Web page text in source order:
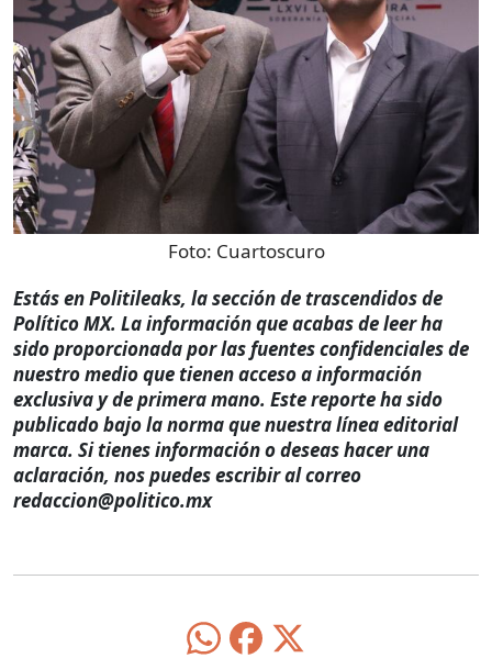
Foto: Cuartoscuro
Estás en Politileaks, la sección de trascendidos de
Político MX. La información que acabas de leer ha
sido proporcionada por las fuentes confidenciales de
nuestro medio que tienen acceso a información
exclusiva y de primera mano. Este reporte ha sido
publicado bajo la norma que nuestra línea editorial
marca. Si tienes información o deseas hacer una
aclaración, nos puedes escribir al correo
redaccion@politico.mx